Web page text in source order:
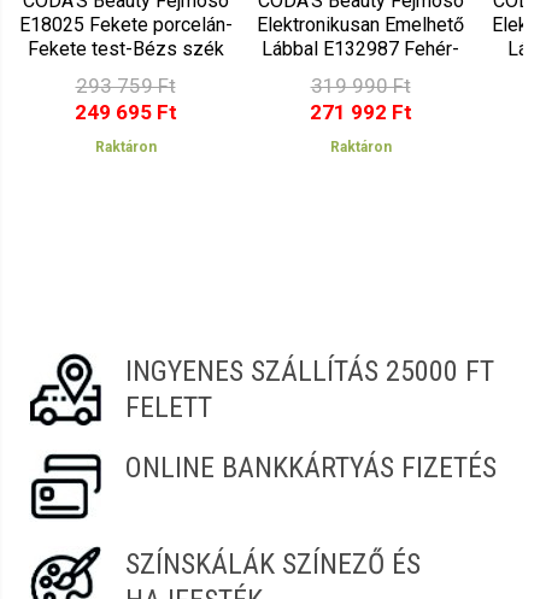
E18025 Fekete porcelán-
Fekete test-Bézs szék
25
293 759 Ft
249 695 Ft
Raktáron
Elektronikusan Emelhető
Lábbal E132987 Fehér-
Fekete-Fekete
319 990 Ft
271 992 Ft
Raktáron
INGYENES SZÁLLÍTÁS 25000 FT
FELETT
ONLINE BANKKÁRTYÁS FIZETÉS
SZÍNSKÁLÁK SZÍNEZŐ ÉS